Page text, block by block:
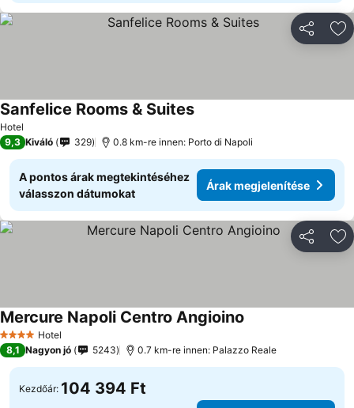
Hotel
Sanfelice Rooms & SuitesÁrak megjelenítése
9,3 Kiváló 329 0.8 km-re innen: Porto di Napoli
A pontos árak megtekintéséhez
válasszon dátumokat
Árak megjelenítése
4 KategóriaHotel
Mercure Napoli Centro Angioino
8,1 Nagyon jó 5243 0.7 km-re innen: Palazzo Reale
Kezdőár: 104 394 Ft